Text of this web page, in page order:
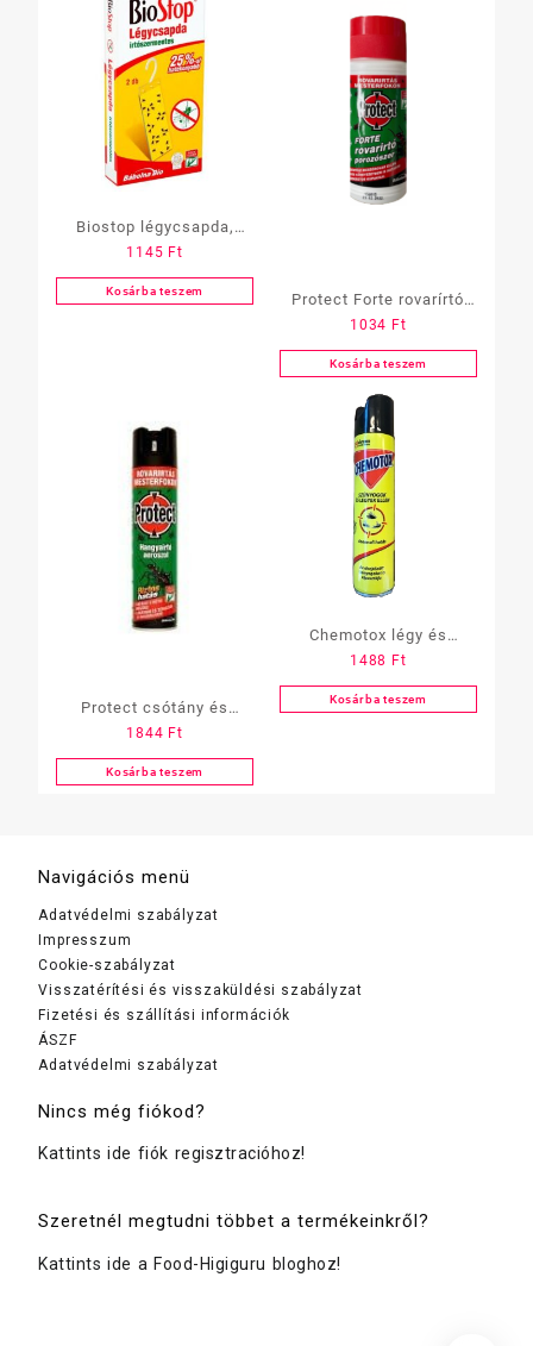
Biostop légycsapda,
irtószermentes 2 db-os
1145 Ft
Kosárba teszem
Protect Forte rovarírtó
por 100 g
1034 Ft
Kosárba teszem
Protect csótány és
hangyaírtó aerosol 400
ml
1844 Ft
Kosárba teszem
Chemotox légy és
szúnyogirtó, 400 ml
1488 Ft
Kosárba teszem
Navigációs menü
Adatvédelmi szabályzat
Impresszum
Cookie-szabályzat
Visszatérítési és visszaküldési szabályzat
Fizetési és szállítási információk
ÁSZF
Adatvédelmi szabályzat
Nincs még fiókod?
Kattints ide fiók regisztracióhoz!
Szeretnél megtudni többet a termékeinkről?
Kattints ide a Food-Higiguru bloghoz!